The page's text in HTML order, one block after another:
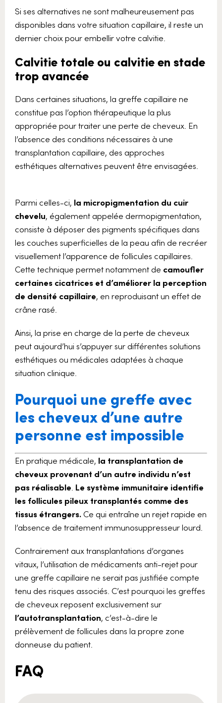
Si ses alternatives ne sont malheureusement pas
disponibles dans votre situation capillaire, il reste un
dernier choix pour embellir votre calvitie.
Calvitie totale ou calvitie en stade
trop avancée
Dans certaines situations, la greffe capillaire ne
constitue pas l’option thérapeutique la plus
appropriée pour traiter une perte de cheveux. En
l’absence des conditions nécessaires à une
transplantation capillaire, des approches
esthétiques alternatives peuvent être envisagées.
Parmi celles-ci, la micropigmentation du cuir
chevelu, également appelée dermopigmentation,
consiste à déposer des pigments spécifiques dans
les couches superficielles de la peau afin de recréer
visuellement l’apparence de follicules capillaires.
Cette technique permet notamment de camoufler
certaines cicatrices et d’améliorer la perception
de densité capillaire, en reproduisant un effet de
crâne rasé.
Ainsi, la prise en charge de la perte de cheveux
peut aujourd’hui s’appuyer sur différentes solutions
esthétiques ou médicales adaptées à chaque
situation clinique.
Pourquoi une greffe avec
les cheveux d’une autre
personne est impossible
En pratique médicale, la transplantation de
cheveux provenant d’un autre individu n’est
pas réalisable. Le système immunitaire identifie
les follicules pileux transplantés comme des
tissus étrangers.Ce qui entraîne un rejet rapide en
l’absence de traitement immunosuppresseur lourd.
Contrairement aux transplantations d’organes
vitaux, l’utilisation de médicaments anti-rejet pour
une greffe capillaire ne serait pas justifiée compte
tenu des risques associés. C’est pourquoi les greffes
de cheveux reposent exclusivement sur
l’autotransplantation, c’est-à-dire le
prélèvement de follicules dans la propre zone
donneuse du patient.
FAQ